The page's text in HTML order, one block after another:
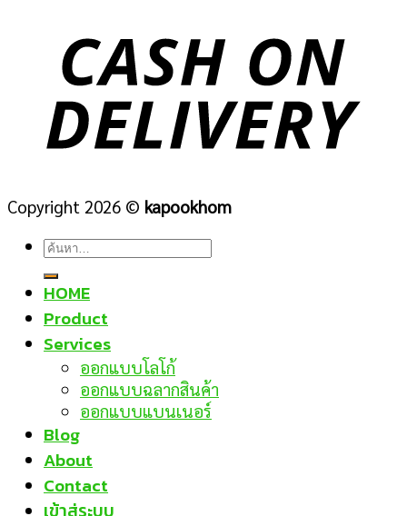
Copyright 2026 © kapookhom
ค้นหา:
HOME
Product
Services
ออกแบบโลโก้
ออกแบบฉลากสินค้า
ออกแบบแบนเนอร์
Blog
About
Contact
เข้าสู่ระบบ